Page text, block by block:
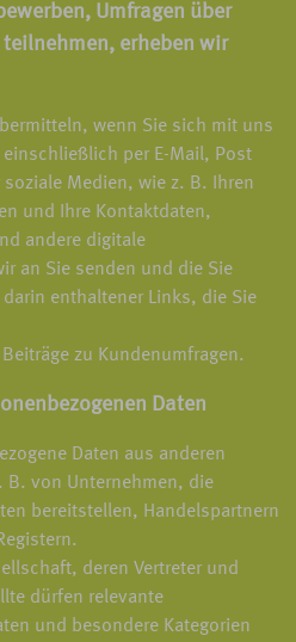
Umfragen über
erheben wir
wenn Sie sich mit uns
per E-Mail, Post
Medien, wie z. B. Ihren
und Ihre Kontaktdaten,
andere digitale
an Sie senden und die Sie
enthaltener Links, die Sie
zu Kundenumfragen.
Daten
Daten aus anderen
B. von Unternehmen, die
bereitstellen, Handelspartnern
deren Vertreter und
dürfen relevante
und besondere Kategorien